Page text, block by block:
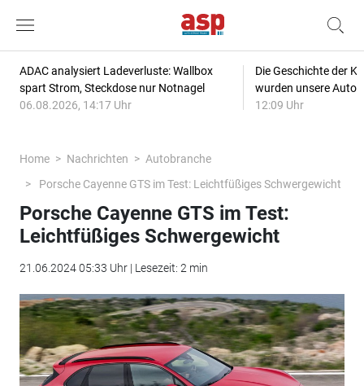
ADAC analysiert Ladeverluste: Wallbox
spart Strom, Steckdose nur Notnagel
06.08.2026, 14:17 Uhr
Die Geschichte der
wurden unsere
12:09 Uhr
Home Nachrichten
Autobranche
Porsche Cayenne GTS im Test: Leichtfüßiges Schwergewicht
Porsche Cayenne GTS im Test:
Leichtfüßiges Schwergewicht
21.06.2024 05:33 Uhr | Lesezeit: 2 min